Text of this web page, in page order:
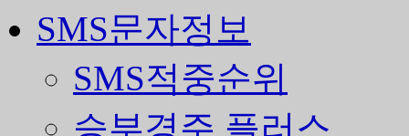
SMS문자정보
SMS적중순위
승부경주 플러스